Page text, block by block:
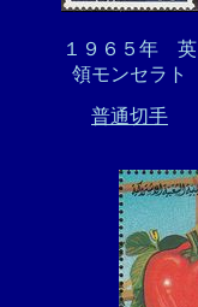
１９６５年 英
領モンセラト
普通切手